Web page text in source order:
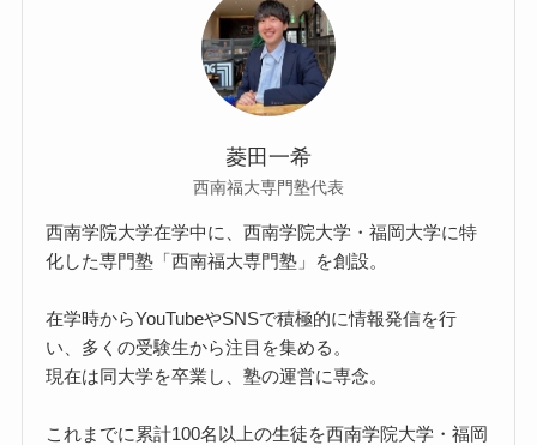
菱田一希
西南福大専門塾代表
西南学院大学在学中に、西南学院大学・福岡大学に特
化した専門塾「西南福大専門塾」を創設。
在学時からYouTubeやSNSで積極的に情報発信を行
い、多くの受験生から注目を集める。
現在は同大学を卒業し、塾の運営に専念。
これまでに累計100名以上の生徒を西南学院大学・福岡